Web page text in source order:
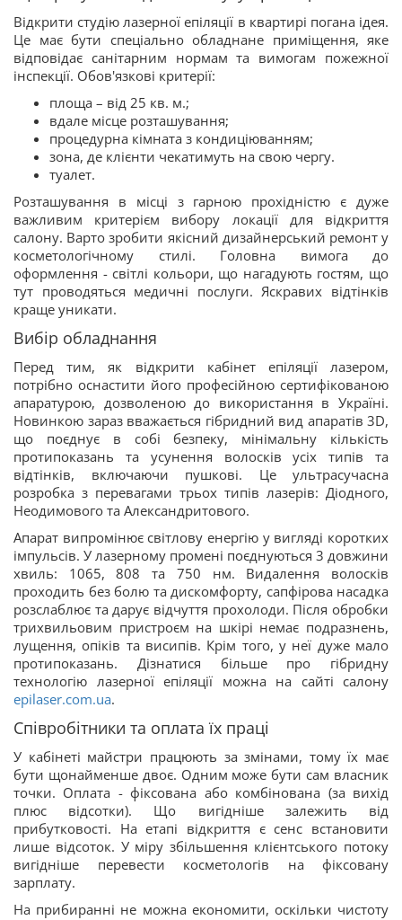
Відкрити студію лазерної епіляції в квартирі погана ідея.
Це має бути спеціально обладнане приміщення, яке
відповідає санітарним нормам та вимогам пожежної
інспекції. Обов'язкові критерії:
площа – від 25 кв. м.;
вдале місце розташування;
процедурна кімната з кондиціюванням;
зона, де клієнти чекатимуть на свою чергу.
туалет.
Розташування в місці з гарною прохідністю є дуже
важливим критерієм вибору локації для відкриття
салону. Варто зробити якісний дизайнерський ремонт у
косметологічному стилі. Головна вимога до
оформлення - світлі кольори, що нагадують гостям, що
тут проводяться медичні послуги. Яскравих відтінків
краще уникати.
Вибір обладнання
Перед тим, як відкрити кабінет епіляції лазером,
потрібно оснастити його професійною сертифікованою
апаратурою, дозволеною до використання в Україні.
Новинкою зараз вважається гібридний вид апаратів 3D,
що поєднує в собі безпеку, мінімальну кількість
протипоказань та усунення волосків усіх типів та
відтінків, включаючи пушкові. Це ультрасучасна
розробка з перевагами трьох типів лазерів: Діодного,
Неодимового та Александритового.
Апарат випромінює світлову енергію у вигляді коротких
імпульсів. У лазерному промені поєднуються 3 довжини
хвиль: 1065, 808 та 750 нм. Видалення волосків
проходить без болю та дискомфорту, сапфірова насадка
розслаблює та дарує відчуття прохолоди. Після обробки
трихвильовим пристроєм на шкірі немає подразнень,
лущення, опіків та висипів. Крім того, у неї дуже мало
протипоказань. Дізнатися більше про гібридну
технологію лазерної епіляції можна на сайті салону
epilaser.com.ua.
Співробітники та оплата їх праці
У кабінеті майстри працюють за змінами, тому їх має
бути щонайменше двоє. Одним може бути сам власник
точки. Оплата - фіксована або комбінована (за вихід
плюс відсотки). Що вигідніше залежить від
прибутковості. На етапі відкриття є сенс встановити
лише відсоток. У міру збільшення клієнтського потоку
вигідніше перевести косметологів на фіксовану
зарплату.
На прибиранні не можна економити, оскільки чистоту